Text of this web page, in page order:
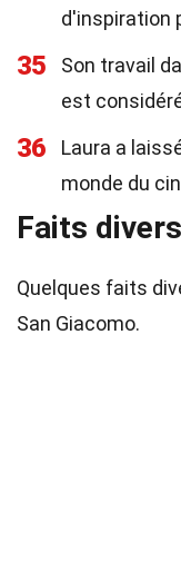
d'inspiration
35
Son travail
est
36
Laura a
monde du
Faits divers
Quelques faits
San Giacomo.